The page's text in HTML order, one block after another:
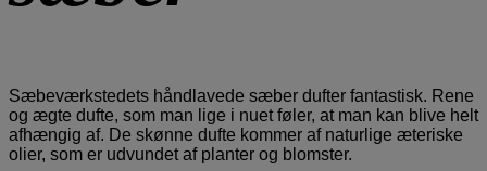
Sæbeværkstedets håndlavede sæber dufter fantastisk. Rene
og ægte dufte, som man lige i nuet føler, at man kan blive helt
afhængig af. De skønne dufte kommer af naturlige æteriske
olier, som er udvundet af planter og blomster.